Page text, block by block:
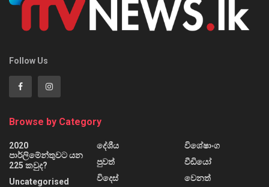
Follow Us
Browse by Category
2020
පාර්ලිමේන්තුවට යන
225 කවුද?
Uncategorised
දේශීය
පුවත්
විදෙස්
විශේෂාංග
වීඩියෝ
වෙනත්